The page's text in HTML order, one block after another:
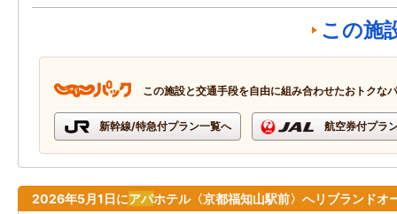
この施
この施設と交通手段を自由に組み合わせたおトクな
新幹線/特急付プラン一覧へ 航空券付プラ
2026年5月1日にアパホテル〈京都福知山駅前〉へリブランドオ